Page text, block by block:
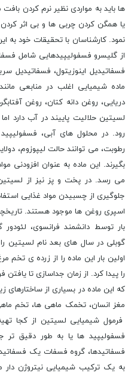
ها باید به مواردی نظیر نرم کردن
یا همگن کردن چربی ها و بی اثر
نمود. کارشناسان با تحقیقات خود به
از گلیسرو فسفولیپیدهایی شامل
فسفاتیدیل اینوزیتول،
ماده شیمیایی اغلب در منابعی
دریایی، روغن دانه کتان، روغن
لسیتین حلالیت پاییند در آب دارد
رود. در محلول های آبی،
رطوبت، می توانند حالت لیپوزوم،
بگیرند. این ماده به عنوان
می رسد. در پخت و پز نیز از
جلوگیری از چسبیدن مواد غذایی
اسپری روغن ها موجود هستند.
بار توسط دانشمند فرانسوی،
گوبلی در سال های بعد نام لسیتین
اولین بار این ماده را از زرده ی
را پیدا کرد. از زمان جداسازی تا
که این ماده در بسیاری از ساختارهای
مغز انسان، تخمک ماهی ها، تخم
فرمول شیمیایی لسیتین از کجا
فسفولیپید ها یا به طور دقیق تر
فسفاتیدها، گروه فسفات یک
به یک ترکیب شیمیایی نیتروژن